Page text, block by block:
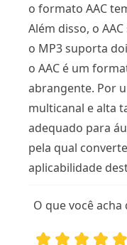
o formato AAC
Além disso, o
o MP3 suporta
o AAC é um
abrangente. Por
multicanal e alta
adequado para
pela qual
aplicabilidade
O que você acha